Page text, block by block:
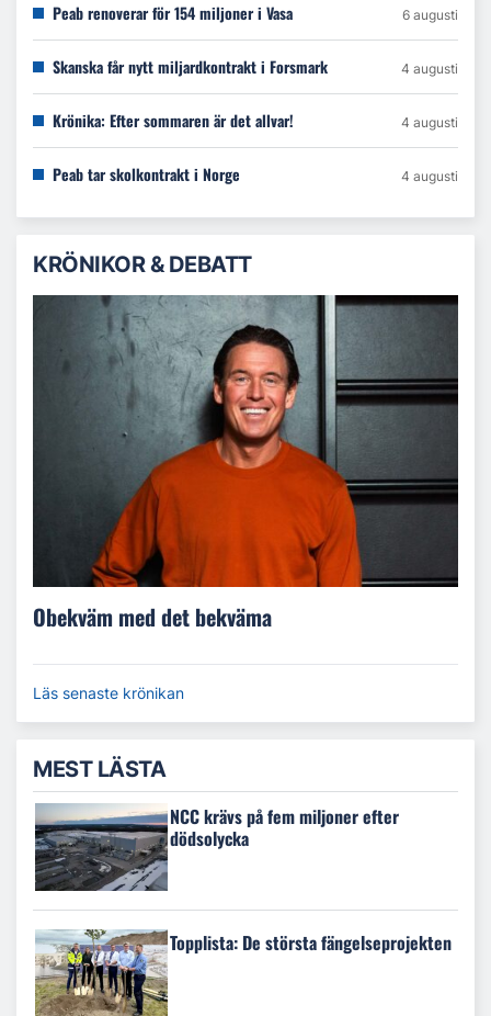
Peab renoverar för 154 miljoner i Vasa 6 augusti
Skanska får nytt miljardkontrakt i Forsmark 4 augusti
Krönika: Efter sommaren är det allvar! 4 augusti
Peab tar skolkontrakt i Norge 4 augusti
KRÖNIKOR & DEBATT
Obekväm med det bekväma
Läs senaste krönikan
MEST LÄSTA
NCC krävs på fem miljoner efter
dödsolycka
Topplista: De största fängelseprojekten